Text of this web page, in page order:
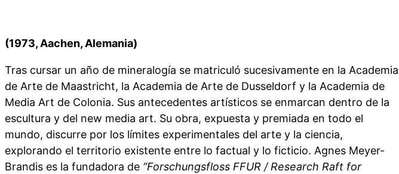
(1973, Aachen, Alemania)
Tras cursar un año de mineralogía se matriculó sucesivamente en la Academia
de Arte de Maastricht, la Academia de Arte de Dusseldorf y la Academia de
Media Art de Colonia. Sus antecedentes artísticos se enmarcan dentro de la
escultura y del new media art. Su obra, expuesta y premiada en todo el
mundo, discurre por los límites experimentales del arte y la ciencia,
explorando el territorio existente entre lo factual y lo ficticio. Agnes Meyer-
Brandis es la fundadora de “Forschungsfloss FFUR / Research Raft for